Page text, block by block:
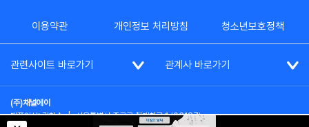
이용약관 개인정보 처리방침 청소년보호정책
관련사이트 바로가기 관계사 바로가기
(주)채널에이
대표이사: 김차수 | 서울특별시 종로구 청계천로 1 (03187)